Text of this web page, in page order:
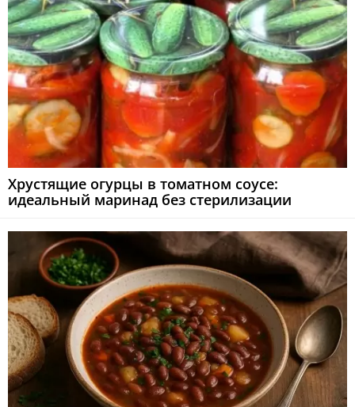
Хрустящие огурцы в томатном соусе:
идеальный маринад без стерилизации